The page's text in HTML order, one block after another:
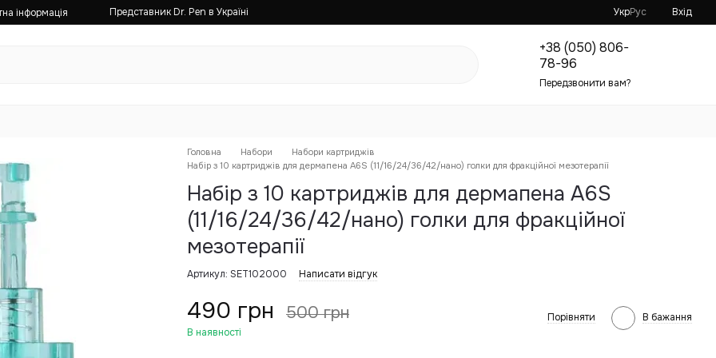
інформація
Представник Dr. Pen в Україні УкрРус Вхід
+38 (050) 806-
78-96
Передзвонити вам?
Головна Набори
Набори картриджів
Набір з 10 картриджів для дермапена A6S (11/16/24/36/42/нано) голки для фракційної мезотерапії
Набір з 10 картриджів для дермапена A6S
(11/16/24/36/42/нано) голки для фракційної
мезотерапії
Артикул: SET102000 Написати відгук
490 грн 500 грн
В наявності
Порівняти В бажання